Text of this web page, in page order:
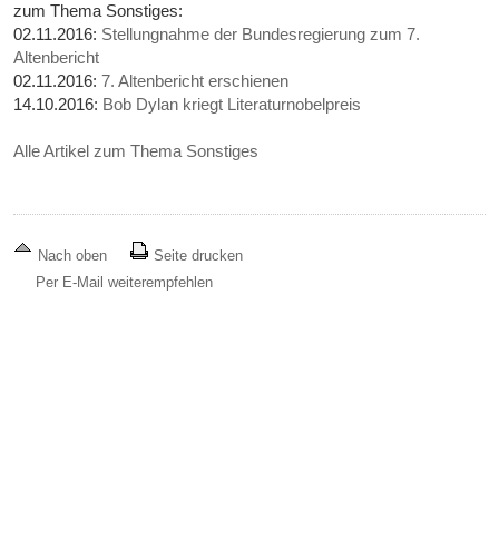
zum Thema Sonstiges:
02.11.2016: Stellungnahme der Bundesregierung zum 7.
Altenbericht
02.11.2016:7. Altenbericht erschienen
14.10.2016: Bob Dylan kriegt Literaturnobelpreis
Alle Artikel zum Thema Sonstiges
Nach oben
Seite drucken
Per E-Mail weiterempfehlen